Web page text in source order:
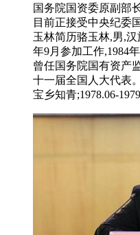
国务院国资委原副部
目前正接受中央纪委
玉林简历骆玉林,男,汉
年9月参加工作,1984
曾任国务院国有资产
十一届全国人大代表
宝乡知青;1978.06-